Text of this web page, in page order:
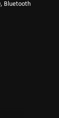
Bluetooth